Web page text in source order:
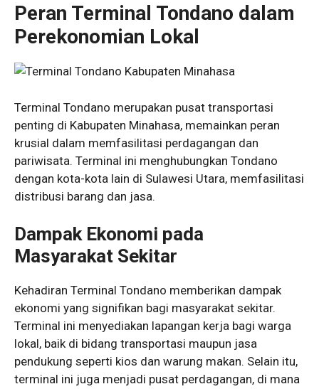
Peran Terminal Tondano dalam
Perekonomian Lokal
Terminal Tondano merupakan pusat transportasi
penting di Kabupaten Minahasa, memainkan peran
krusial dalam memfasilitasi perdagangan dan
pariwisata. Terminal ini menghubungkan Tondano
dengan kota-kota lain di Sulawesi Utara, memfasilitasi
distribusi barang dan jasa.
Dampak Ekonomi pada
Masyarakat Sekitar
Kehadiran Terminal Tondano memberikan dampak
ekonomi yang signifikan bagi masyarakat sekitar.
Terminal ini menyediakan lapangan kerja bagi warga
lokal, baik di bidang transportasi maupun jasa
pendukung seperti kios dan warung makan. Selain itu,
terminal ini juga menjadi pusat perdagangan, di mana